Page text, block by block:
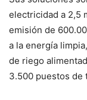
electricidad a 2,5
emisión de
a la energía
de riego
3.500 puestos de